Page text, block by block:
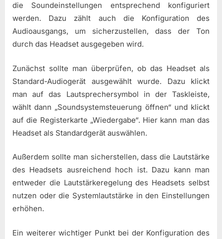
die Soundeinstellungen entsprechend konfiguriert
werden. Dazu zählt auch die Konfiguration des
Audioausgangs, um sicherzustellen, dass der Ton
durch das Headset ausgegeben wird.
Zunächst sollte man überprüfen, ob das Headset als
Standard-Audiogerät ausgewählt wurde. Dazu klickt
man auf das Lautsprechersymbol in der Taskleiste,
wählt dann „Soundsystemsteuerung öffnen“ und klickt
auf die Registerkarte „Wiedergabe“. Hier kann man das
Headset als Standardgerät auswählen.
Außerdem sollte man sicherstellen, dass die Lautstärke
des Headsets ausreichend hoch ist. Dazu kann man
entweder die Lautstärkeregelung des Headsets selbst
nutzen oder die Systemlautstärke in den Einstellungen
erhöhen.
Ein weiterer wichtiger Punkt bei der Konfiguration des